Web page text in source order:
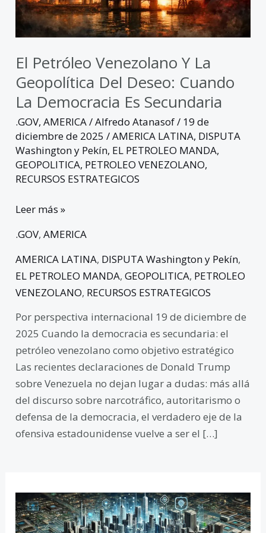
El Petróleo Venezolano Y La
Geopolítica Del Deseo: Cuando
La Democracia Es Secundaria
.GOV,AMERICA/Alfredo Atanasof/ 19 de
diciembre de 2025/AMERICA LATINA, DISPUTA
Washington y Pekín, EL PETROLEO MANDA,
GEOPOLITICA, PETROLEO VENEZOLANO,
RECURSOS ESTRATEGICOS
deseo:
cuando
la
democracia
es
secundaria
Leer más »
.GOV,AMERICA
AMERICA LATINA, DISPUTA Washington y Pekín,
EL PETROLEO MANDA,GEOPOLITICA, PETROLEO
VENEZOLANO, RECURSOS ESTRATEGICOS
Por perspectiva internacional 19 de diciembre de
2025 Cuando la democracia es secundaria: el
petróleo venezolano como objetivo estratégico
Las recientes declaraciones de Donald Trump
sobre Venezuela no dejan lugar a dudas: más allá
del discurso sobre narcotráfico, autoritarismo o
defensa de la democracia, el verdadero eje de la
ofensiva estadounidense vuelve a ser el […]